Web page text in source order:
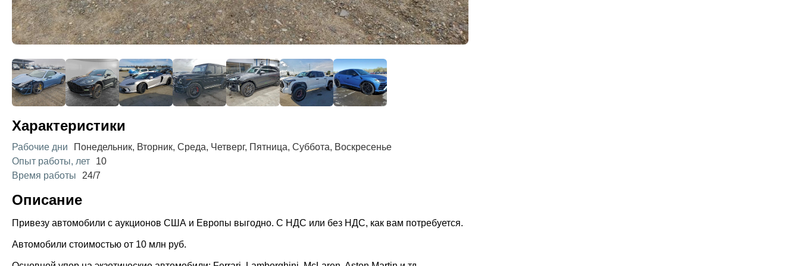
Характеристики
Рабочие дни
Понедельник, Вторник, Среда, Четверг, Пятница, Суббота, Воскресенье
Опыт работы, лет
10
Время работы
24/7
Описание
Привезу автомобили с аукционов США и Европы выгодно. С НДС или без НДС, как вам потребуется.
Автомобили стоимостью от 10 млн руб.